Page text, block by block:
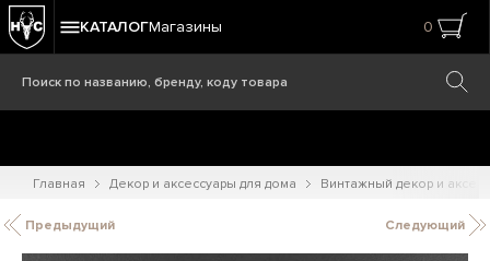
КАТАЛОГМагазины 0
Главная Декор и аксессуары для дома Винтажный декор и
Предыдущий Следующий